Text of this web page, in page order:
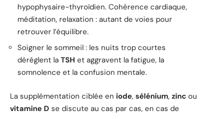
hypophysaire-thyroïdien. Cohérence cardiaque,
méditation, relaxation : autant de voies pour
retrouver l’équilibre.
Soigner le sommeil : les nuits trop courtes
déréglent la TSH et aggravent la fatigue, la
somnolence et la confusion mentale.
La supplémentation ciblée en iode, sélénium, zinc ou
vitamine D se discute au cas par cas, en cas de